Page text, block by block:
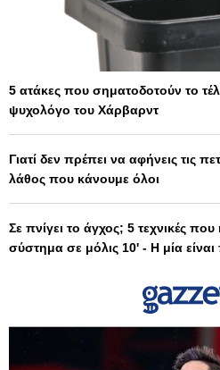
5 ατάκες που σηματοδοτούν το
ψυχολόγο του Χάρβαρντ
Γιατί δεν πρέπει να αφήνεις τις
λάθος που κάνουμε όλοι
Σε πνίγει το άγχος; 5 τεχνικές
σύστημα σε μόλις 10' - Η μία